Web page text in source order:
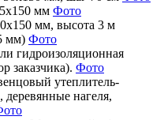
мм Фото
мм, высота 3 м
мм) Фото
гидроизоляционная
заказчика). Фото
утеплитель-
деревянные нагеля,